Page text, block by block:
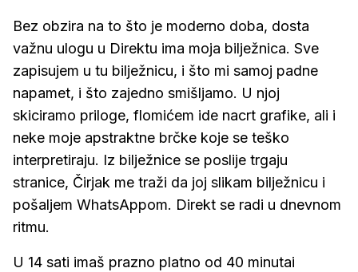
Bez obzira na to što je moderno doba, dosta
važnu ulogu u Direktu ima moja bilježnica. Sve
zapisujem u tu bilježnicu, i što mi samoj padne
napamet, i što zajedno smišljamo. U njoj
skiciramo priloge, flomićem ide nacrt grafike, ali i
neke moje apstraktne brčke koje se teško
interpretiraju. Iz bilježnice se poslije trgaju
stranice, Čirjak me traži da joj slikam bilježnicu i
pošaljem WhatsAppom. Direkt se radi u dnevnom
ritmu.
U 14 sati imaš prazno platno od 40 minutai